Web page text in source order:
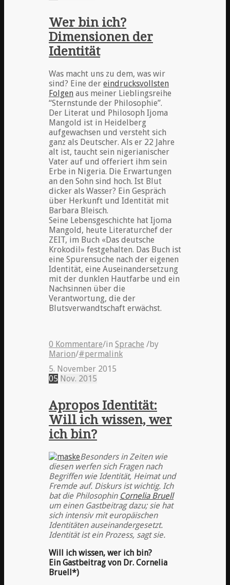
Wer bin ich?
Dimensionen der
Identität
Was macht uns zu dem, was wir
sind? Eine der eindrucksvollsten
Folgen aus meiner Lieblingsreihe
“Sternstunde der Philosophie”.
Der Literat und Philosoph Ijoma
Mangold ist in Heidelberg
aufgewachsen und versteht sich
ganz als Deutscher. Als er 22 Jahre
alt ist, taucht sein nigerianischer
Vater auf und offeriert ihm sein
Erbe in Nigeria. Die Erwartungen
an den Sohn sind hoch. Ist Blut
dicker als Wasser? Ein Gespräch
über Herkunft und Identität mit
Barbara Bleisch.
Seine Lebensgeschichte hat Ijoma
Mangold, heute Literaturchef der
ZEIT, im Buch «Das deutsche
Krokodil» festgehalten. Das Buch ist
eine Spurensuche nach der eigenen
Identität, eine Auseinandersetzung
mit der dunklen Hautfarbe und ein
Nachsinnen über die
Verantwortung, die der
Blutsverwandtschaft erwächst.
0 Kommentare/in Sprache /by
Marion/#permalink
5. November 2015
05 Nov. 2015
Apropos Identität:
Will ich wissen, wer
ich bin?
Besonders in Zeiten wie
diesen werfen sich Fragen nach
Begriffen wie Identität, Heimat und
Fremde auf. Diskurs ist wichtig. Ich
bat die Philosophin Cornelia Bruell
um einen Gastbeitrag dazu; sie hat
sich intensiv mit europäischen
Identitäten auseinandergesetzt.
Identität ist ein Prozess, sagt sie.
Will ich wissen, wer ich bin?
Ein Gastbeitrag von Dr. Cornelia
Bruell*)